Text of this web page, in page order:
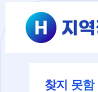
건너뛰기
찾지 못함